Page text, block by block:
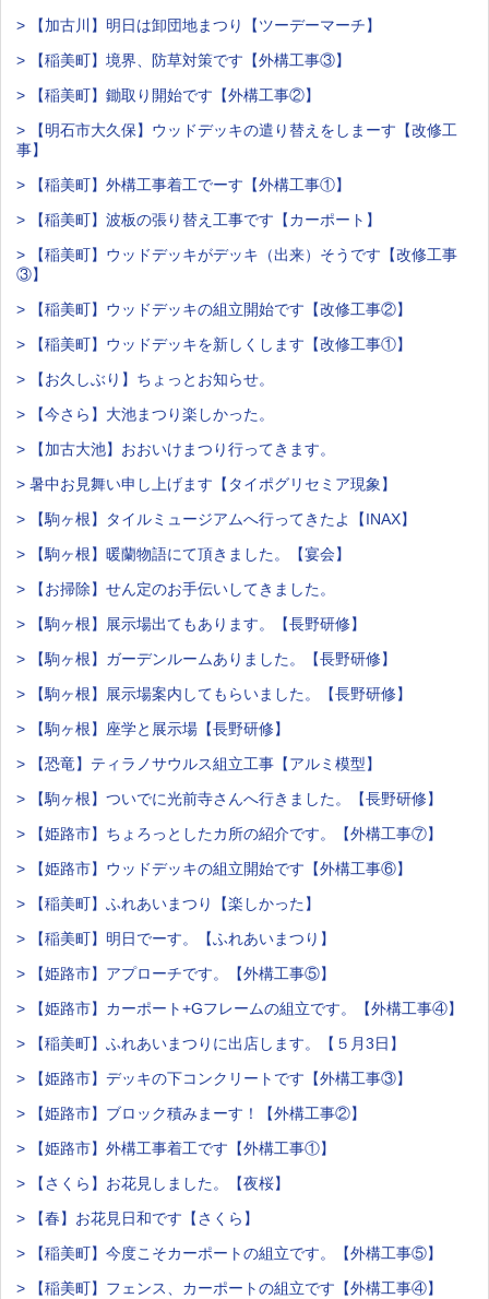
> 【加古川】明日は卸団地まつり【ツーデーマーチ】
> 【稲美町】境界、防草対策です【外構工事③】
> 【稲美町】鋤取り開始です【外構工事②】
> 【明石市大久保】ウッドデッキの遣り替えをしまーす【改修工
事】
> 【稲美町】外構工事着工でーす【外構工事①】
> 【稲美町】波板の張り替え工事です【カーポート】
> 【稲美町】ウッドデッキがデッキ（出来）そうです【改修工事
③】
> 【稲美町】ウッドデッキの組立開始です【改修工事②】
> 【稲美町】ウッドデッキを新しくします【改修工事①】
> 【お久しぶり】ちょっとお知らせ。
> 【今さら】大池まつり楽しかった。
> 【加古大池】おおいけまつり行ってきます。
> 暑中お見舞い申し上げます【タイポグリセミア現象】
> 【駒ヶ根】タイルミュージアムへ行ってきたよ【INAX】
> 【駒ヶ根】暖蘭物語にて頂きました。【宴会】
> 【お掃除】せん定のお手伝いしてきました。
> 【駒ヶ根】展示場出てもあります。【長野研修】
> 【駒ヶ根】ガーデンルームありました。【長野研修】
> 【駒ヶ根】展示場案内してもらいました。【長野研修】
> 【駒ヶ根】座学と展示場【長野研修】
> 【恐竜】ティラノサウルス組立工事【アルミ模型】
> 【駒ヶ根】ついでに光前寺さんへ行きました。【長野研修】
> 【姫路市】ちょろっとしたカ所の紹介です。【外構工事⑦】
> 【姫路市】ウッドデッキの組立開始です【外構工事⑥】
> 【稲美町】ふれあいまつり【楽しかった】
> 【稲美町】明日でーす。【ふれあいまつり】
> 【姫路市】アプローチです。【外構工事⑤】
> 【姫路市】カーポート+Gフレームの組立です。【外構工事④】
> 【稲美町】ふれあいまつりに出店します。【５月3日】
> 【姫路市】デッキの下コンクリートです【外構工事③】
> 【姫路市】ブロック積みまーす！【外構工事②】
> 【姫路市】外構工事着工です【外構工事①】
> 【さくら】お花見しました。【夜桜】
> 【春】お花見日和です【さくら】
> 【稲美町】今度こそカーポートの組立です。【外構工事⑤】
> 【稲美町】フェンス、カーポートの組立です【外構工事④】